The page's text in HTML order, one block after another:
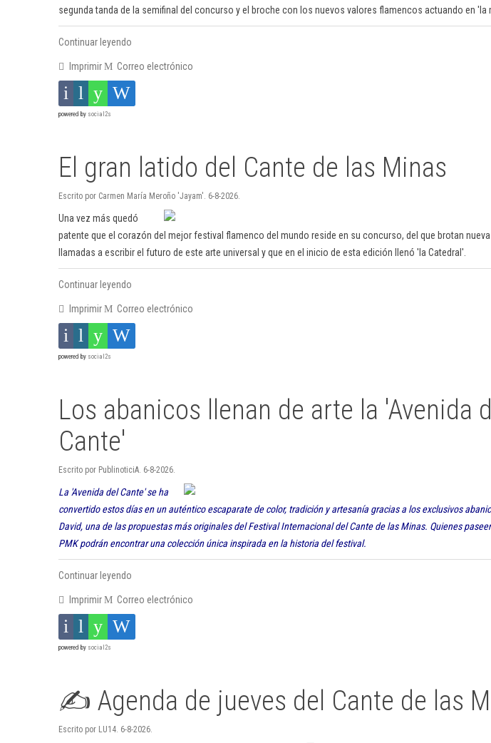
segunda tanda de la semifinal del concurso y el broche con los nuevos valores flamencos actuando en 'la
Continuar leyendo
Imprimir Correo electrónico
powered by social2s
El gran latido del Cante de las Minas
Escrito por Carmen María Meroño 'Jayam'. 6-8-2026.
Una vez más quedó
patente que el corazón del mejor festival flamenco del mundo reside en su concurso, del que brotan
llamadas a escribir el futuro de este arte universal y que en el inicio de esta edición llenó 'la Catedral'.
Continuar leyendo
Imprimir Correo electrónico
powered by social2s
Los abanicos llenan de arte la 'Avenida
Cante'
Escrito por PublinoticiA. 6-8-2026.
La 'Avenida del Cante' se ha
convertido estos días en un auténtico escaparate de color, tradición y artesanía gracias a los exclusivos
David, una de las propuestas más originales del Festival Internacional del Cante de las Minas. Quienes
PMK podrán encontrar una colección única inspirada en la historia del festival.
Continuar leyendo
Imprimir Correo electrónico
powered by social2s
✍️ Agenda de jueves del Cante de las
Escrito por LU14. 6-8-2026.